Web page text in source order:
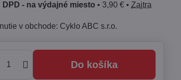
DPD - na výdajné miesto •3,90 € •Zajtra
Cyklo ABC s.r.o.
Do košíka